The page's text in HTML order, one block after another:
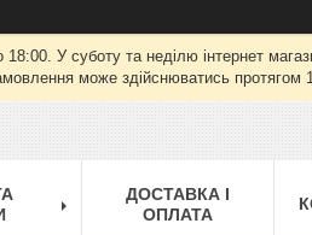
18:00. У суботу та неділю інтернет
може здійснюватись протягом
ДОСТАВКА І
ОПЛАТА